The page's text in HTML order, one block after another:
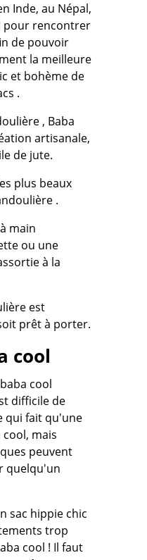
Inde, au Népal,
pour rencontrer
de pouvoir
la meilleure
et bohème de
.
, Baba
artisanale,
de jute.
plus beaux
.
main
ou une
à la
est
prêt à porter.
cool
cool
difficile de
qui fait qu'une
mais
peuvent
quelqu'un
sac hippie chic
trop
cool ! Il faut